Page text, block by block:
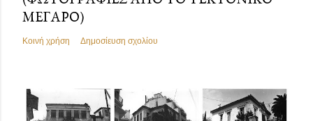
ΜΈΓΑΡΟ)
Κοινή χρήση Δημοσίευση σχολίου